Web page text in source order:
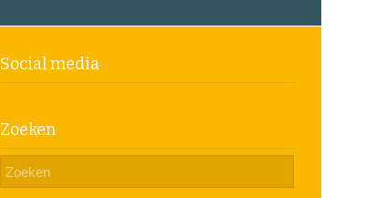
Social media
Zoeken